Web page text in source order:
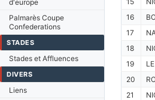
d'europe
Palmarès Coupe
Confederations
STADES
Stades et Affluences
DIVERS
Liens
16
17
18
19
20
21